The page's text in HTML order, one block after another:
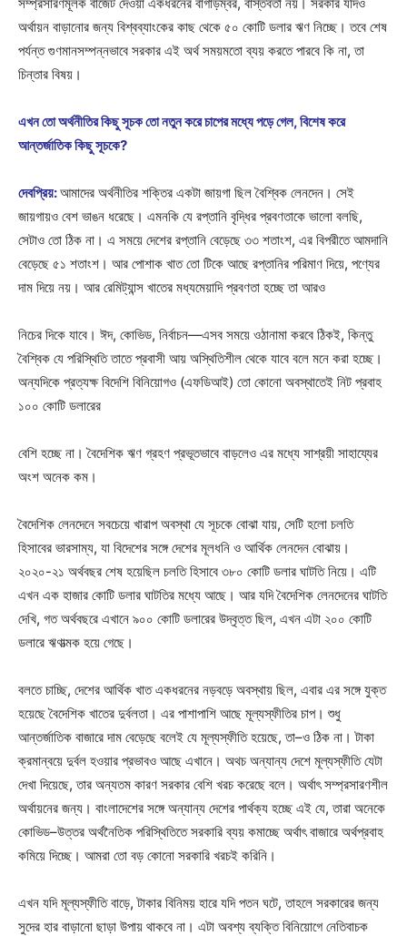
অর্থায়ন বাড়ানোর জন্য বিশ্বব্যাংকের কাছ থেকে ৫০ কোটি ডলার ঋণ নিচ্ছে। তবে শেষ
পর্যন্ত গুণমানসম্পন্নভাবে সরকার এই অর্থ সময়মতো ব্যয় করতে পারবে কি না, তা
চিন্তার বিষয়।
এখন তো অর্থনীতির কিছু সূচক তো নতুন করে চাপের মধ্যে পড়ে গেল, বিশেষ করে
আন্তর্জাতিক কিছু সূচকে?
দেবপ্রিয়:আমাদের অর্থনীতির শক্তির একটা জায়গা ছিল বৈশ্বিক লেনদেন। সেই
জায়গায়ও বেশ ভাঙন ধরেছে। এমনকি যে রপ্তানি বৃদ্ধির প্রবণতাকে ভালো বলছি,
সেটাও তো ঠিক না। এ সময়ে দেশের রপ্তানি বেড়েছে ৩৩ শতাংশ, এর বিপরীতে আমদানি
বেড়েছে ৫১ শতাংশ। আর পোশাক খাত তো টিকে আছে রপ্তানির পরিমাণ দিয়ে, পণ্যের
দাম দিয়ে নয়। আর রেমিট্যান্স খাতের মধ্যমেয়াদি প্রবণতা হচ্ছে তা আরও
নিচের দিকে যাবে। ঈদ, কোভিড, নির্বাচন—এসব সময়ে ওঠানামা করবে ঠিকই, কিন্তু
বৈশ্বিক যে পরিস্থিতি তাতে প্রবাসী আয় অস্থিতিশীল থেকে যাবে বলে মনে করা হচ্ছে।
অন্যদিকে প্রত্যক্ষ বিদেশি বিনিয়োগও (এফডিআই) তো কোনো অবস্থাতেই নিট প্রবাহ
১০০ কোটি ডলারের
বেশি হচ্ছে না। বৈদেশিক ঋণ গ্রহণ প্রভূতভাবে বাড়লেও এর মধ্যে সাশ্রয়ী সাহায্যের
অংশ অনেক কম।
বৈদেশিক লেনদেনে সবচেয়ে খারাপ অবস্থা যে সূচকে বোঝা যায়, সেটি হলো চলতি
হিসাবের ভারসাম্য, যা বিদেশের সঙ্গে দেশের মূলধনি ও আর্থিক লেনদেন বোঝায়।
২০২০-২১ অর্থবছর শেষ হয়েছিল চলতি হিসাবে ৩৮০ কোটি ডলার ঘাটতি নিয়ে। এটি
এখন এক হাজার কোটি ডলার ঘাটতির মধ্যে আছে। আর যদি বৈদেশিক লেনদেনের ঘাটতি
দেখি, গত অর্থবছরে এখানে ৯০০ কোটি ডলারের উদ্বৃত্ত ছিল, এখন এটা ২০০ কোটি
ডলারে ঋণাত্মক হয়ে গেছে।
বলতে চাচ্ছি, দেশের আর্থিক খাত একধরনের নড়বড়ে অবস্থায় ছিল, এবার এর সঙ্গে যুক্ত
হয়েছে বৈদেশিক খাতের দুর্বলতা। এর পাশাপাশি আছে মূল্যস্ফীতির চাপ। শুধু
আন্তর্জাতিক বাজারে দাম বেড়েছে বলেই যে মূল্যস্ফীতি হয়েছে, তা–ও ঠিক না। টাকা
ক্রমান্বয়ে দুর্বল হওয়ার প্রভাবও আছে এখানে। অথচ অন্যান্য দেশে মূল্যস্ফীতি যেটা
দেখা দিয়েছে, তার অন্যতম কারণ সরকার বেশি খরচ করেছে বলে। অর্থাৎ সম্প্রসারণশীল
অর্থায়নের জন্য। বাংলাদেশের সঙ্গে অন্যান্য দেশের পার্থক্য হচ্ছে এই যে, তারা অনেকে
কোভিড–উত্তর অর্থনৈতিক পরিস্থিতিতে সরকারি ব্যয় কমাচ্ছে অর্থাৎ বাজারে অর্থপ্রবাহ
কমিয়ে দিচ্ছে। আমরা তো বড় কোনো সরকারি খরচই করিনি।
এখন যদি মূল্যস্ফীতি বাড়ে, টাকার বিনিময় হারে যদি পতন ঘটে, তাহলে সরকারের জন্য
সুদের হার বাড়ানো ছাড়া উপায় থাকবে না। এটা অবশ্য ব্যক্তি বিনিয়োগে নেতিবাচক